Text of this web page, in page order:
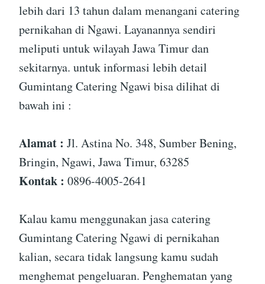
lebih dari 13 tahun dalam menangani catering
pernikahan di Ngawi. Layanannya sendiri
meliputi untuk wilayah Jawa Timur dan
sekitarnya. untuk informasi lebih detail
Gumintang Catering Ngawi bisa dilihat di
bawah ini :
Alamat : Jl. Astina No. 348, Sumber Bening,
Bringin, Ngawi, Jawa Timur, 63285
Kontak : 0896-4005-2641
Kalau kamu menggunakan jasa catering
Gumintang Catering Ngawi di pernikahan
kalian, secara tidak langsung kamu sudah
menghemat pengeluaran. Penghematan yang